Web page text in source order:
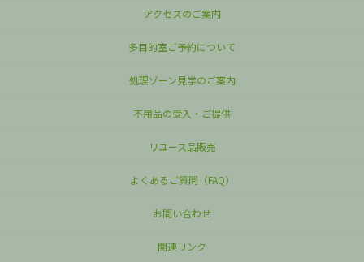
アクセスのご案内
多目的室ご予約について
処理ゾーン見学のご案内
不用品の受入・ご提供
リユース品販売
よくあるご質問（FAQ）
お問い合わせ
関連リンク